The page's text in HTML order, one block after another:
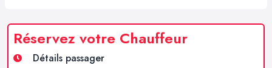
Réservez votre Chauffeur
Détails passager